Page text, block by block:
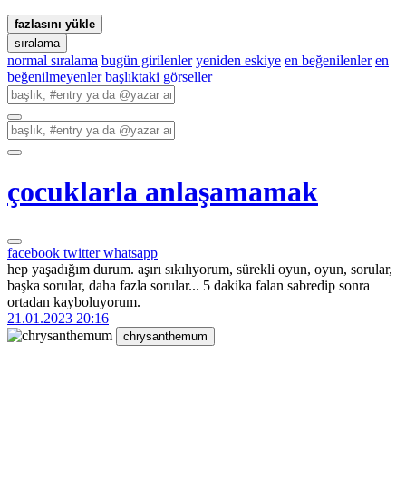
fazlasını yükle
sıralama
normal sıralama bugün girilenler yeniden eskiye en beğenilenler en
beğenilmeyenler başlıktaki görseller
çocuklarla anlaşamamak
facebook twitterwhatsapp
hep yaşadığım durum. aşırı sıkılıyorum, sürekli oyun, oyun, sorular,
başka sorular, daha fazla sorular... 5 dakika falan sabredip sonra
ortadan kayboluyorum.
21.01.2023 20:16
chrysanthemum